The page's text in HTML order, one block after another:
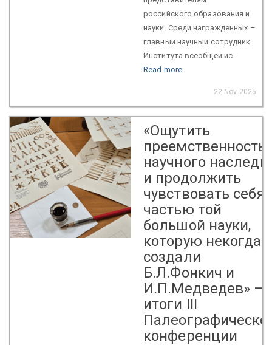
российского образования и
науки. Среди награжденных –
главный научный сотрудник
Института всеобщей ис...
Read more
22 Nov 2025
«Ощутить
преемственность
научного
и продолжить
чувствовать себя
частью той
большой науки,
которую некогда
создали
Б.Л.Фонкич и
И.П.Медведев» –
итоги III
конференции